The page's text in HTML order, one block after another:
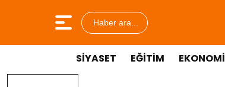
Haber ara...
SİYASET EĞİTİM EKONOMİ